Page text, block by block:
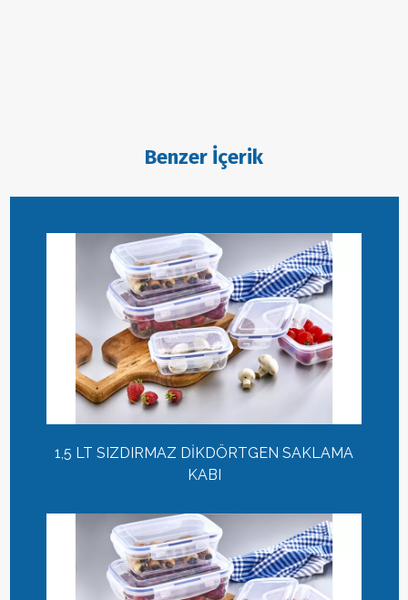
Benzer İçerik
1,5 LT SIZDIRMAZ DİKDÖRTGEN SAKLAMA
KABI